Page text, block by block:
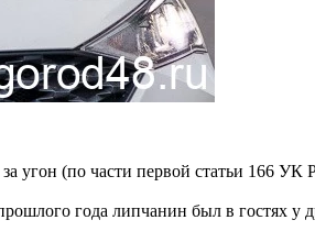
угон (по части первой статьи 166 УК
года липчанин был в гостях у